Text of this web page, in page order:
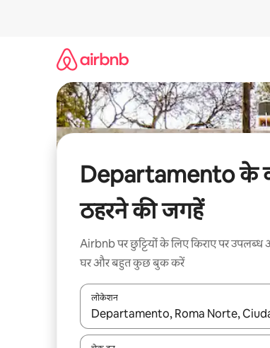
Departamento के
ठहरने की जगहें
Airbnb पर छुट्टियों के लिए किराए पर
घर और बहुत कुछ बुक करें
लोकेशन
नतीजों के उपलब्ध होने पर, अप और डाउन 'ऐरो